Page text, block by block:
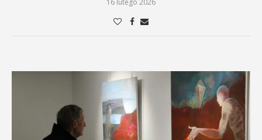
16 lutego 2026